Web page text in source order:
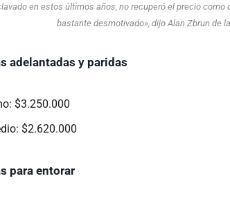
en estos últimos años, no recuperó el precio
bastante desmotivado», dijo Alan Zbrun de
adelantadas y paridas
$3.250.000
$2.620.000
para entorar